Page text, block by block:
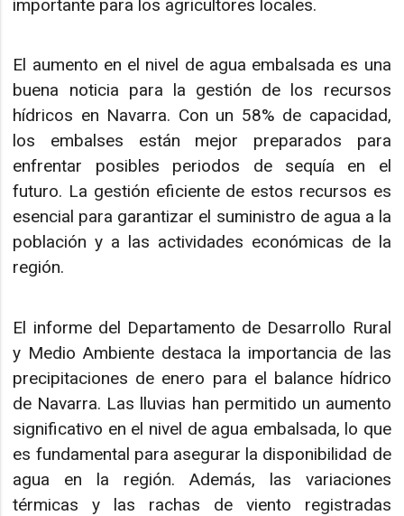
importante para los agricultores locales.
El aumento en el nivel de agua embalsada es una
buena noticia para la gestión de los recursos
hídricos en Navarra. Con un 58% de capacidad,
los embalses están mejor preparados para
enfrentar posibles periodos de sequía en el
futuro. La gestión eficiente de estos recursos es
esencial para garantizar el suministro de agua a la
población y a las actividades económicas de la
región.
El informe del Departamento de Desarrollo Rural
y Medio Ambiente destaca la importancia de las
precipitaciones de enero para el balance hídrico
de Navarra. Las lluvias han permitido un aumento
significativo en el nivel de agua embalsada, lo que
es fundamental para asegurar la disponibilidad de
agua en la región. Además, las variaciones
térmicas y las rachas de viento registradas